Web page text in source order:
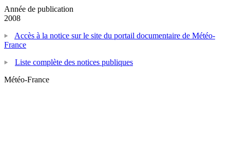
Année de publication
2008
Accès à la notice sur le site du portail documentaire de Météo-
France
Liste complète des notices publiques
Météo-France